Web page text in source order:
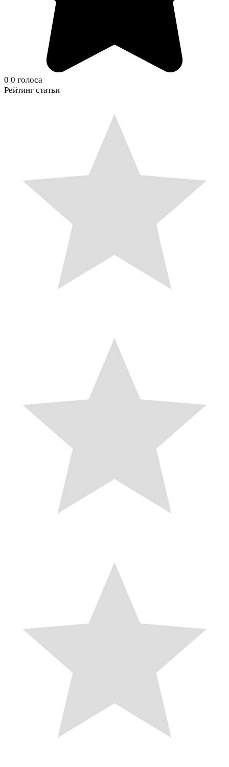
0 0 голоса
Рейтинг статьи